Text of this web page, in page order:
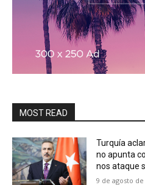
MOST READ
Turquía
no apunta
nos ataque
9 de agosto de